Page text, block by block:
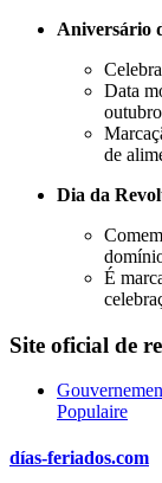
Aniversário
Data
de
Dia da
É
Site oficial de
Populaire
días-feriados.com